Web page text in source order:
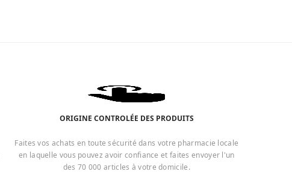
ORIGINE CONTROLÉE DES PRODUITS
Faites vos achats en toute sécurité dans votre pharmacie locale
en laquelle vous pouvez avoir confiance et faites envoyer l'un
des 70 000 articles à votre domicile.